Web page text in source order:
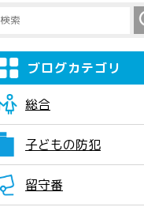
検索キーワード入力
ブログカテゴリ
総合
子どもの防犯
留守番